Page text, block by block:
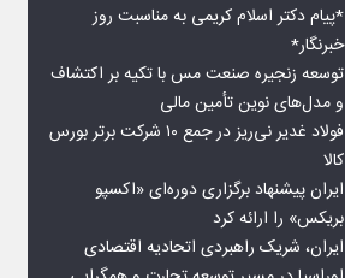
*پیام دکتر اسلام کریمی به مناسبت روز
خبرنگار*
توسعه زنجیره صنعت مس با تکیه بر اکتشاف
و مدل‌های نوین تأمین مالی
فولاد غدیر نی‌ریز در جمع ۱۰ شرکت برتر بورس
کالا
ایران پیشنهاد برگزاری دوره‌ای «اکسپو
بریکس» را ارائه کرد
ایران، شریک راهبردی اتحادیه اقتصادی